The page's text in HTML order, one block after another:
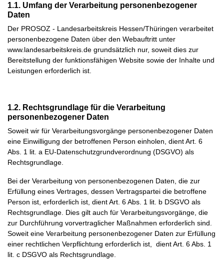
1.1. Umfang der Verarbeitung personenbezogener
Daten
Der PROSOZ - Landesarbeitskreis Hessen/Thüringen verarbeitet
personenbezogene Daten über den Webauftritt unter
www.landesarbeitskreis.de grundsätzlich nur, soweit dies zur
Bereitstellung der funktionsfähigen Website sowie der Inhalte und
Leistungen erforderlich ist.
1.2. Rechtsgrundlage für die Verarbeitung
personenbezogener Daten
Soweit wir für Verarbeitungsvorgänge personenbezogener Daten
eine Einwilligung der betroffenen Person einholen, dient Art. 6
Abs. 1 lit. a EU-Datenschutzgrundverordnung (DSGVO) als
Rechtsgrundlage.
Bei der Verarbeitung von personenbezogenen Daten, die zur
Erfüllung eines Vertrages, dessen Vertragspartei die betroffene
Person ist, erforderlich ist, dient Art. 6 Abs. 1 lit. b DSGVO als
Rechtsgrundlage. Dies gilt auch für Verarbeitungsvorgänge, die
zur Durchführung vorvertraglicher Maßnahmen erforderlich sind.
Soweit eine Verarbeitung personenbezogener Daten zur Erfüllung
einer rechtlichen Verpflichtung erforderlich ist, dient Art. 6 Abs. 1
lit. c DSGVO als Rechtsgrundlage.